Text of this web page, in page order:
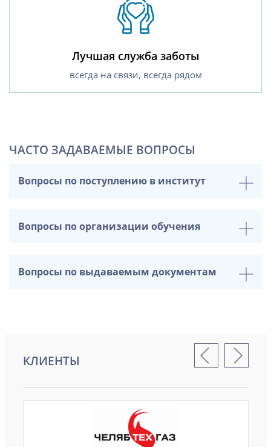
Лучшая служба заботы
всегда на связи, всегда рядом
ЧАСТО ЗАДАВАЕМЫЕ ВОПРОСЫ
Вопросы по поступлению в институт
Вопросы по организации обучения
Вопросы по выдаваемым документам
КЛИЕНТЫ